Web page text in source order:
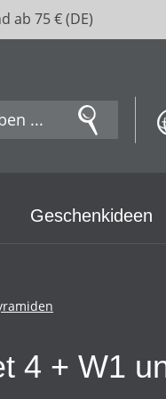
ab 75 € (DE)
Geschenkideen
4 + W1